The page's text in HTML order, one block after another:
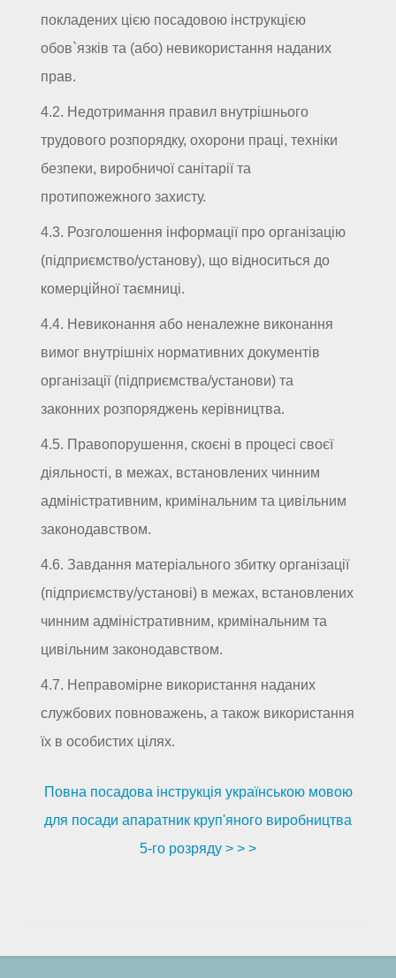
покладених цією посадовою інструкцією
обов`язків та (або) невикористання наданих
прав.
4.2. Недотримання правил внутрішнього
трудового розпорядку, охорони праці, техніки
безпеки, виробничої санітарії та
протипожежного захисту.
4.3. Розголошення інформації про організацію
(підприємство/установу), що відноситься до
комерційної таємниці.
4.4. Невиконання або неналежне виконання
вимог внутрішніх нормативних документів
організації (підприємства/установи) та
законних розпоряджень керівництва.
4.5. Правопорушення, скоєні в процесі своєї
діяльності, в межах, встановлених чинним
адміністративним, кримінальним та цивільним
законодавством.
4.6. Завдання матеріального збитку організації
(підприємству/установі) в межах, встановлених
чинним адміністративним, кримінальним та
цивільним законодавством.
4.7. Неправомірне використання наданих
службових повноважень, а також використання
їх в особистих цілях.
Повна посадова інструкція українською мовою
для посади апаратник круп'яного виробництва
5-го розряду > > >